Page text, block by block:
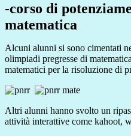
-corso di
matematica
Alcuni alunni si sono cimentati
olimpiadi pregresse di
matematici per la risoluzione di
Altri alunni hanno svolto un
attività interattive come kahoot,